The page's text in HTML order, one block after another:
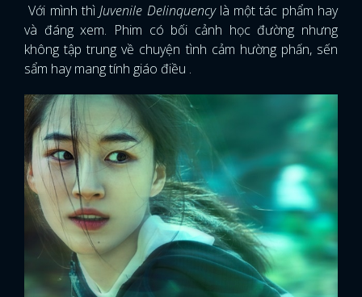
x
ĐĂNG NHẬP
Với mình thìJuvenile Delinquency là một tác phẩm hay
và đáng xem. Phim có bối cảnh học đường nhưng
không tập trung về chuyện tình cảm hường phấn, sến
sẩm hay mang tính giáo điều .